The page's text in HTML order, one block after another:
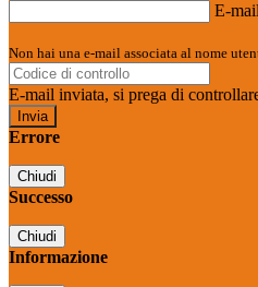
E-mail
Non hai una e-mail associata al nome
E-mail inviata, si prega di
Errore
Chiudi
Successo
Chiudi
Informazione